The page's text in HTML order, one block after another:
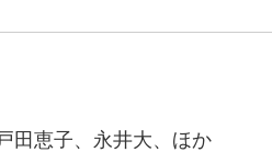
田恵子、永井大、ほか